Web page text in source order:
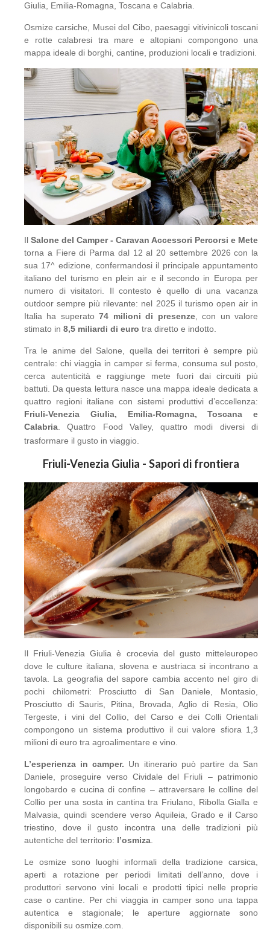
Giulia, Emilia-Romagna, Toscana e Calabria.
Osmize carsiche, Musei del Cibo, paesaggi vitivinicoli toscani
e rotte calabresi tra mare e altopiani compongono una
mappa ideale di borghi, cantine, produzioni locali e tradizioni.
Il Salone del Camper - Caravan Accessori Percorsi e Mete
torna a Fiere di Parma dal 12 al 20 settembre 2026 con la
sua 17^ edizione, confermandosi il principale appuntamento
italiano del turismo en plein air e il secondo in Europa per
numero di visitatori. Il contesto è quello di una vacanza
outdoor sempre più rilevante: nel 2025 il turismo open air in
Italia ha superato74 milioni di presenze, con un valore
stimato in 8,5 miliardi di euro tra diretto e indotto.
Tra le anime del Salone, quella dei territori è sempre più
centrale: chi viaggia in camper si ferma, consuma sul posto,
cerca autenticità e raggiunge mete fuori dai circuiti più
battuti. Da questa lettura nasce una mappa ideale dedicata a
quattro regioni italiane con sistemi produttivi d’eccellenza:
Friuli-Venezia Giulia, Emilia-Romagna, Toscana e
Calabria . Quattro Food Valley, quattro modi diversi di
trasformare il gusto in viaggio.
Friuli-Venezia Giulia - Sapori di frontiera
Il Friuli-Venezia Giulia è crocevia del gusto mitteleuropeo
dove le culture italiana, slovena e austriaca si incontrano a
tavola. La geografia del sapore cambia accento nel giro di
pochi chilometri: Prosciutto di San Daniele, Montasio,
Prosciutto di Sauris, Pitina, Brovada, Aglio di Resia, Olio
Tergeste, i vini del Collio, del Carso e dei Colli Orientali
compongono un sistema produttivo il cui valore sfiora 1,3
milioni di euro tra agroalimentare e vino.
L’esperienza in camper. Un itinerario può partire da San
Daniele, proseguire verso Cividale del Friuli – patrimonio
longobardo e cucina di confine – attraversare le colline del
Collio per una sosta in cantina tra Friulano, Ribolla Gialla e
Malvasia, quindi scendere verso Aquileia, Grado e il Carso
triestino, dove il gusto incontra una delle tradizioni più
autentiche del territorio: l’osmiza
Le osmize sono luoghi informali della tradizione carsica,
aperti a rotazione per periodi limitati dell’anno, dove i
produttori servono vini locali e prodotti tipici nelle proprie
case o cantine. Per chi viaggia in camper sono una tappa
autentica e stagionale; le aperture aggiornate sono
disponibili su osmize.com.